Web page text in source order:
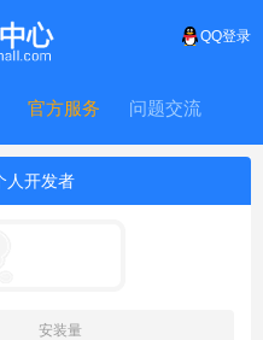
QQ登录
官方服务 问题交流
安装量